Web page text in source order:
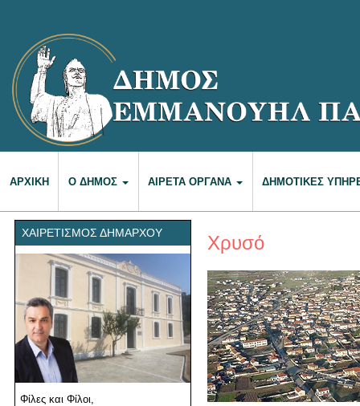
ΑΡΧΙΚΉ Ο ΔΉΜΟΣ ΑΙΡΕΤΆ ΌΡΓΑΝΑ ΔΗΜΟΤΙΚΈΣ
ΧΑΙΡΕΤΙΣΜΌΣ ΔΗΜΆΡΧΟΥ
Φίλες και Φίλοι,
Χρυσό